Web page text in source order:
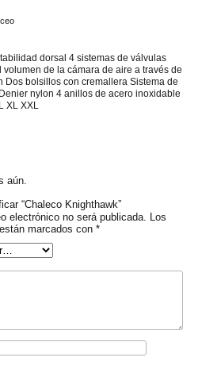
dorsal 4 sistemas de válvulas
de la cámara de aire a través de
Dos bolsillos con cremallera Sistema de
nylon 4 anillos de acero inoxidable
XL XXL
aún.
“Chaleco Knighthawk”
electrónico no será publicada. Los
marcados con *